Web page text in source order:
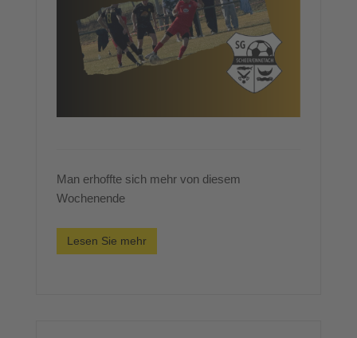
Man erhoffte sich mehr von diesem
Wochenende
Lesen Sie mehr